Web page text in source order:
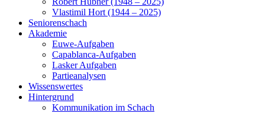
Vlastimil Hort (1944 – 2025)
Seniorenschach
Akademie
Euwe-Aufgaben
Capablanca-Aufgaben
Lasker Aufgaben
Partieanalysen
Wissenswertes
Hintergrund
Kommunikation im Schach